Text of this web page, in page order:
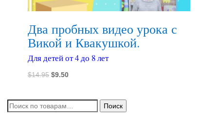
Два пробных видео урока с
Викой и Квакушкой.
Для детей от 4 до 8 лет
$14.95 Первоначальная
$14.95.
$9.50Текущая
Искать:
Поиск